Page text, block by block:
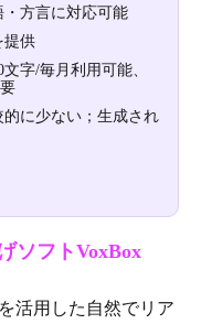
・方言に対応可能
提供
字/毎月利用可能、
に少ない；生成され
ソフトVoxBox
活用した自然でリア